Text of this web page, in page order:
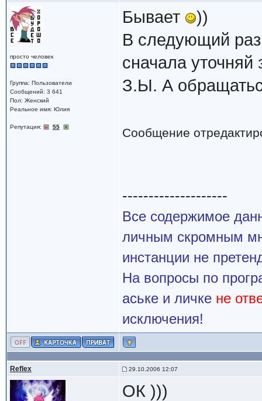
просто человек
Группа: Пользователи
Сообщений: 3 641
Пол: Женский
Реальное имя: Юлия
Репутация: 55
Бывает
))
В следующий
сначала
З.Ы. А
Сообщение
--------------------
Все содержимое
личным скромным
инстанции не
На вопросы по
аське и личке не
исключения!
Reflex 29.10.2006 12:07
ОК )))